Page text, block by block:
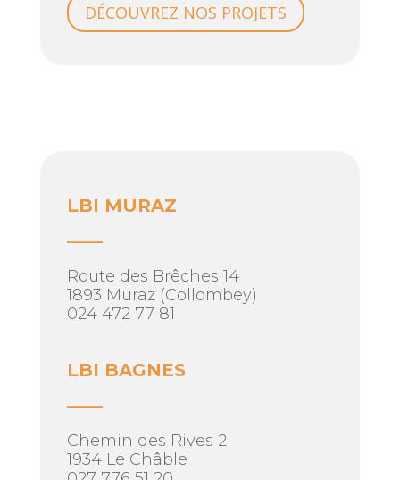
DÉCOUVREZ NOS PROJETS
LBI MURAZ
Route des Brêches 14
1893 Muraz (Collombey)
024 472 77 81
LBI BAGNES
Chemin des Rives 2
1934 Le Châble